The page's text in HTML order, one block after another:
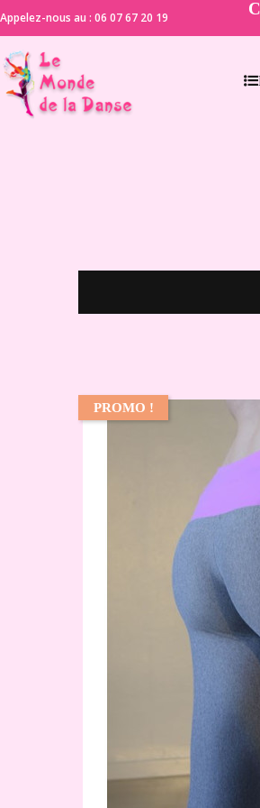
Appelez-nous au : 06 07 67 20 19
PROMO !